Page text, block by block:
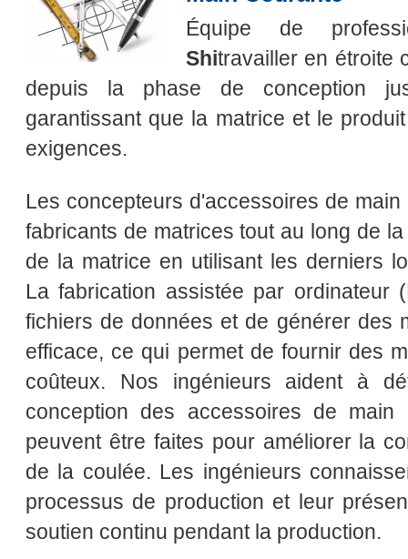
Équipe de
Shitravailler en étroite
depuis la phase de conception
garantissant que la matrice et le
exigences.
Les concepteurs d'accessoires de
fabricants de matrices tout au long de
de la matrice en utilisant les derniers
La fabrication assistée par ordinateur
fichiers de données et de générer des
efficace, ce qui permet de fournir des
coûteux. Nos ingénieurs aident à
conception des accessoires de
peuvent être faites pour améliorer la
de la coulée. Les ingénieurs
processus de production et leur
soutien continu pendant la production.